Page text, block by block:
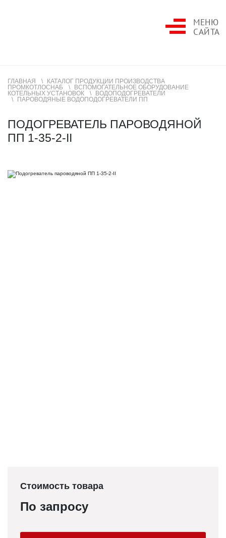
МЕНЮ
САЙТА
ГЛАВНАЯ
КАТАЛОГ ПРОДУКЦИИ ПРОИЗВОДСТВА
ПРОМКОТЛОСНАБ
ВСПОМОГАТЕЛЬНОЕ ОБОРУДОВАНИЕ
КОТЕЛЬНЫХ УСТАНОВОК
ВОДОПОДОГРЕВАТЕЛИ
ПАРОВОДЯНЫЕ ВОДОПОДОГРЕВАТЕЛИ ПП
ПОДОГРЕВАТЕЛЬ ПАРОВОДЯНОЙ
ПП 1-35-2-II
Стоимость товара
По запросу